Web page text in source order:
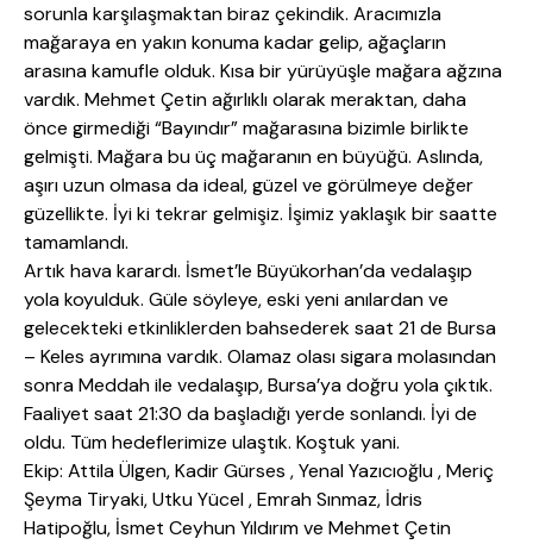
sorunla karşılaşmaktan biraz çekindik. Aracımızla
mağaraya en yakın konuma kadar gelip, ağaçların
arasına kamufle olduk. Kısa bir yürüyüşle mağara ağzına
vardık. Mehmet Çetin ağırlıklı olarak meraktan, daha
önce girmediği “Bayındır” mağarasına bizimle birlikte
gelmişti. Mağara bu üç mağaranın en büyüğü. Aslında,
aşırı uzun olmasa da ideal, güzel ve görülmeye değer
güzellikte. İyi ki tekrar gelmişiz. İşimiz yaklaşık bir saatte
tamamlandı.
Artık hava karardı. İsmet’le Büyükorhan’da vedalaşıp
yola koyulduk. Güle söyleye, eski yeni anılardan ve
gelecekteki etkinliklerden bahsederek saat 21 de Bursa
– Keles ayrımına vardık. Olamaz olası sigara molasından
sonra Meddah ile vedalaşıp, Bursa’ya doğru yola çıktık.
Faaliyet saat 21:30 da başladığı yerde sonlandı. İyi de
oldu. Tüm hedeflerimize ulaştık. Koştuk yani.
Ekip: Attila Ülgen, Kadir Gürses , Yenal Yazıcıoğlu , Meriç
Şeyma Tiryaki, Utku Yücel , Emrah Sınmaz, İdris
Hatipoğlu, İsmet Ceyhun Yıldırım ve Mehmet Çetin